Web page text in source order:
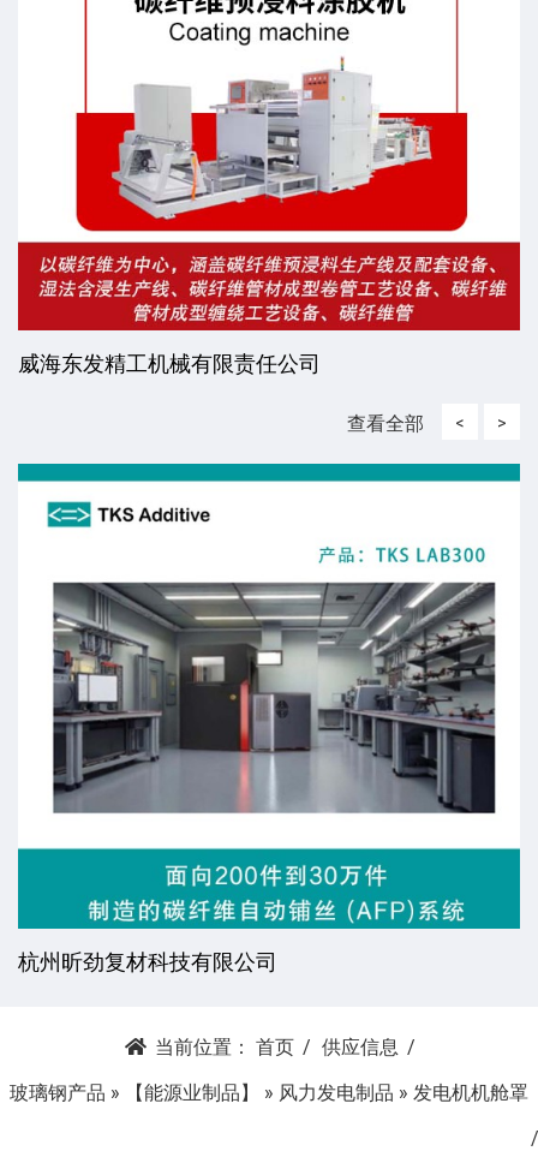
威海东发精工机械有限责任公司
查看全部 <
杭州昕劲复材科技有限公司
>
当前位置： 首页
供应信息
玻璃钢产品 » 【能源业制品】 » 风力发电制品 » 发电机机舱罩